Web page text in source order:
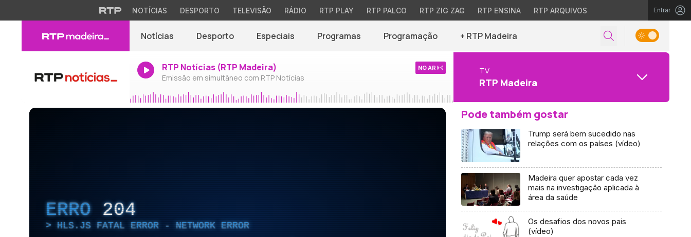
NOTÍCIAS DESPORTO TELEVISÃO RÁDIO RTP PLAY RTP PALCO RTP ZIG ZAG RTP ENSINA RTP ARQUIVOS Entrar
Notícias Desporto Especiais Programas Programação + RTP Madeira
RTP Notícias (RTP Madeira)
Emissão em simultâneo com RTP Notícias
NO AR TV
RTP Madeira
ERRO 204
HLS.JS FATAL ERROR - NETWORK ERROR
Pode também gostar
Trump será bem sucedido nas
relações com os países (vídeo)
Madeira quer apostar cada vez
mais na investigação aplicada à
área da saúde
Os desafios dos novos pais
(vídeo)